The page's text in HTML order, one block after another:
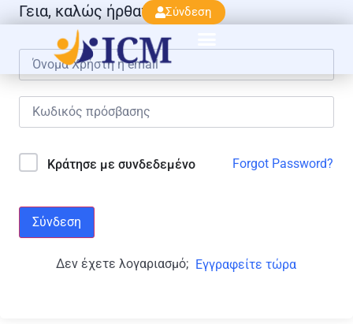
Σύνδεση
Γεια, καλώς ήρθατε πάλι!
Κράτησε με συνδεδεμένο Forgot Password?
Σύνδεση
Δεν έχετε λογαριασμό; Εγγραφείτε τώρα